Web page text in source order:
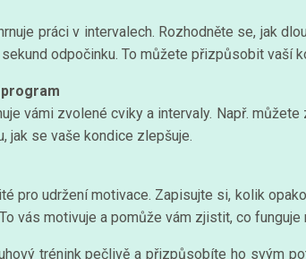
práci v intervalech. Rozhodněte se, jak
odpočinku. To můžete přizpůsobit vaší
vámi zvolené cviky a intervaly. Např.
jak se vaše kondice zlepšuje.
pro udržení motivace. Zapisujte si, kolik
vás motivuje a pomůže vám zjistit, co funguje
trénink pečlivě a přizpůsobíte ho svým